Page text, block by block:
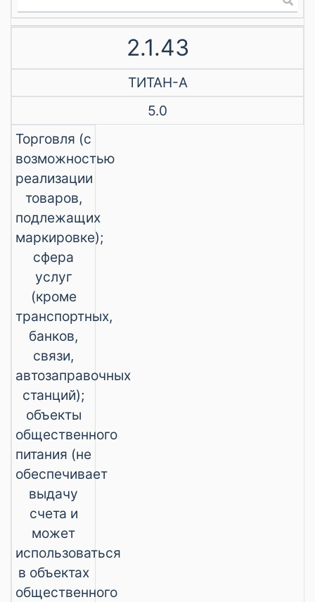
2.1.43
ТИТАН-А
5.0
Торговля (с
возможностью
реализации
товаров,
подлежащих
маркировке);
сфера
услуг
(кроме
транспортных,
банков,
связи,
автозаправочных
станций);
объекты
общественного
питания (не
обеспечивает
выдачу
счета и
может
использоваться
в объектах
общественного